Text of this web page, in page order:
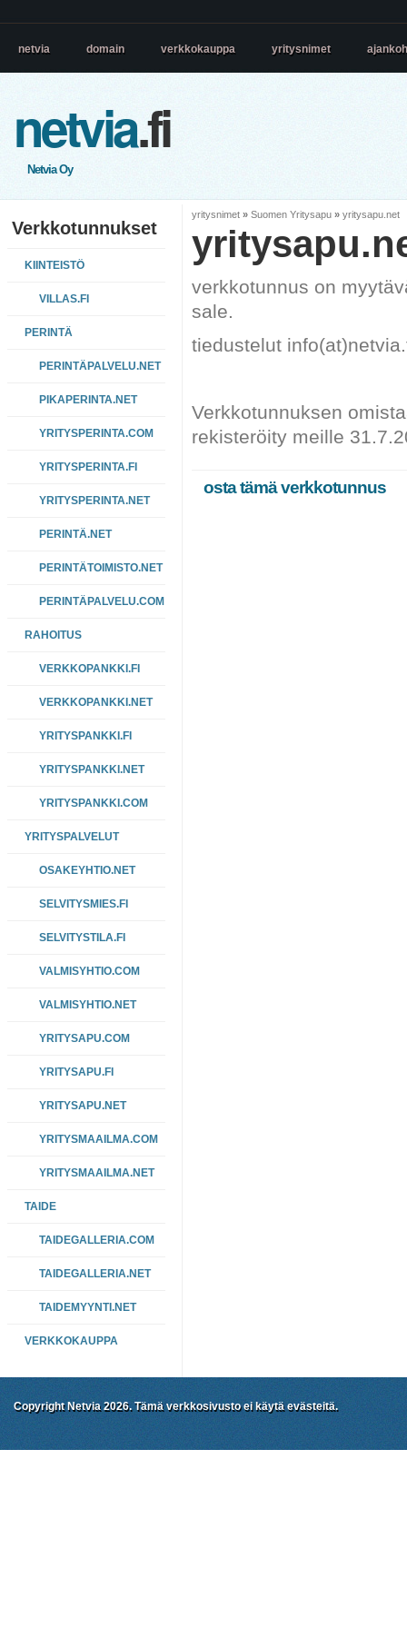
netvia.fi
Netvia Oy
netvia domain verkkokauppa yritysnimet
Verkkotunnukset
KIINTEISTÖ
VILLAS.FI
PERINTÄ
PERINTÄPALVELU.NET
PIKAPERINTA.NET
YRITYSPERINTA.COM
YRITYSPERINTA.FI
YRITYSPERINTA.NET
PERINTÄ.NET
PERINTÄTOIMISTO.NET
PERINTÄPALVELU.COM
RAHOITUS
VERKKOPANKKI.FI
VERKKOPANKKI.NET
YRITYSPANKKI.FI
YRITYSPANKKI.NET
YRITYSPANKKI.COM
YRITYSPALVELUT
OSAKEYHTIO.NET
SELVITYSMIES.FI
SELVITYSTILA.FI
VALMISYHTIO.COM
VALMISYHTIO.NET
YRITYSAPU.COM
YRITYSAPU.FI
YRITYSAPU.NET
YRITYSMAAILMA.COM
YRITYSMAAILMA.NET
TAIDE
TAIDEGALLERIA.COM
TAIDEGALLERIA.NET
TAIDEMYYNTI.NET
VERKKOKAUPPA
yritysnimet» Suomen Yritysapu» yritysapu.net
verkkotunnus on
sale.
tiedustelut
Verkkotunnuksen
rekisteröity meille
osta tämä verkkotunnus
Copyright Netvia 2026. Tämä verkkosivusto ei käytä evästeitä.